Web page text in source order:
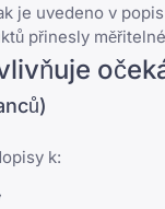
je uvedeno v
přinesly
k: